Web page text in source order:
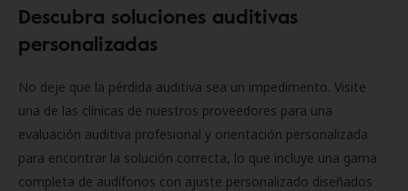
Descubra soluciones auditivas
personalizadas
No deje que la pérdida auditiva sea un impedimento. Visite
una de las clínicas de nuestros proveedores para una
evaluación auditiva profesional y orientación personalizada
para encontrar la solución correcta, lo que incluye una gama
completa de audífonos con ajuste personalizado diseñados